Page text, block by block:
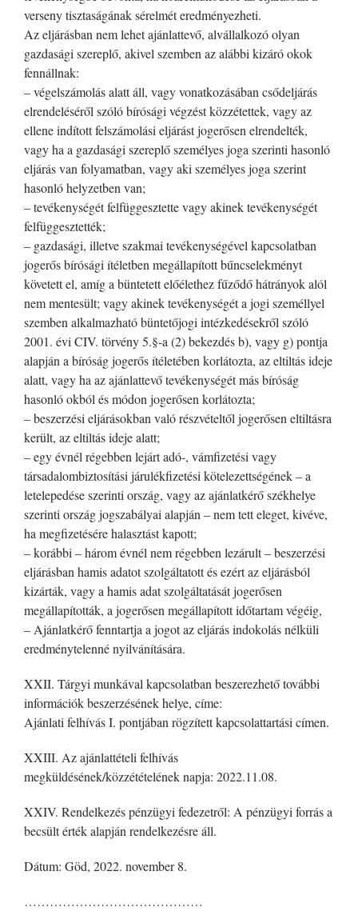
verseny tisztaságának sérelmét eredményezheti.
Az eljárásban nem lehet ajánlattevő, alvállalkozó olyan
gazdasági szereplő, akivel szemben az alábbi kizáró okok
fennállnak:
– végelszámolás alatt áll, vagy vonatkozásában csődeljárás
elrendeléséről szóló bírósági végzést közzétettek, vagy az
ellene indított felszámolási eljárást jogerősen elrendelték,
vagy ha a gazdasági szereplő személyes joga szerinti hasonló
eljárás van folyamatban, vagy aki személyes joga szerint
hasonló helyzetben van;
– tevékenységét felfüggesztette vagy akinek tevékenységét
felfüggesztették;
– gazdasági, illetve szakmai tevékenységével kapcsolatban
jogerős bírósági ítéletben megállapított bűncselekményt
követett el, amíg a büntetett előélethez fűződő hátrányok alól
nem mentesült; vagy akinek tevékenységét a jogi személlyel
szemben alkalmazható büntetőjogi intézkedésekről szóló
2001. évi CIV. törvény 5.§-a (2) bekezdés b), vagy g) pontja
alapján a bíróság jogerős ítéletében korlátozta, az eltiltás ideje
alatt, vagy ha az ajánlattevő tevékenységét más bíróság
hasonló okból és módon jogerősen korlátozta;
– beszerzési eljárásokban való részvételtől jogerősen eltiltásra
került, az eltiltás ideje alatt;
– egy évnél régebben lejárt adó-, vámfizetési vagy
társadalombiztosítási járulékfizetési kötelezettségének – a
letelepedése szerinti ország, vagy az ajánlatkérő székhelye
szerinti ország jogszabályai alapján – nem tett eleget, kivéve,
ha megfizetésére halasztást kapott;
– korábbi – három évnél nem régebben lezárult – beszerzési
eljárásban hamis adatot szolgáltatott és ezért az eljárásból
kizárták, vagy a hamis adat szolgáltatását jogerősen
megállapították, a jogerősen megállapított időtartam végéig,
– Ajánlatkérő fenntartja a jogot az eljárás indokolás nélküli
eredménytelenné nyilvánítására.
XXII. Tárgyi munkával kapcsolatban beszerezhető további
információk beszerzésének helye, címe:
Ajánlati felhívás I. pontjában rögzített kapcsolattartási címen.
XXIII. Az ajánlattételi felhívás
megküldésének/közzétételének napja: 2022.11.08.
XXIV. Rendelkezés pénzügyi fedezetről: A pénzügyi forrás a
becsült érték alapján rendelkezésre áll.
Dátum: Göd, 2022. november 8.
……………………………………